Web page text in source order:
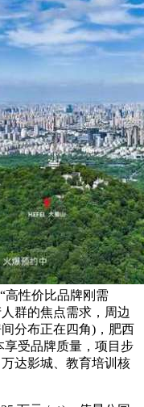
高性价比品牌刚需
群的焦点需求，周边
分布正在四角)，肥西
享受品牌质量，项目步
达影城、教育培训核